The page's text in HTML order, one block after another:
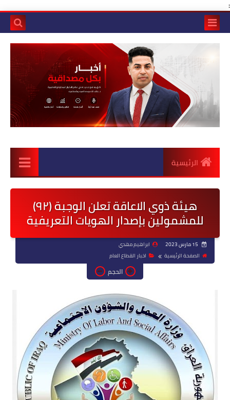
:
الرئيسية
هيئة ذوي الاعاقة تعلن الوجبة (٩٢)
للمشمولين بإصدار الهويات التعريفية
ابراهيم مهدي
الصفحة الرئيسية
اخبار القطاع العام
الحجم